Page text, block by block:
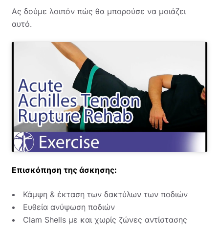
Ας δούμε λοιπόν πώς θα μπορούσε να μοιάζει
αυτό.
Επισκόπηση της άσκησης:
Κάμψη & έκταση των δακτύλων των ποδιών
Ευθεία ανύψωση ποδιών
Clam Shells με και χωρίς ζώνες αντίστασης